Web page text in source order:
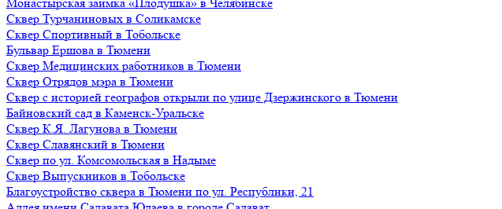
Сквер Турчаниновых в Соликамске
Сквер Спортивный в Тобольске
Бульвар Ершова в Тюмени
Сквер Медицинских работников в Тюмени
Сквер Отрядов мэра в Тюмени
Сквер с историей географов открыли по улице Дзержинского в Тюмени
Байновский сад в Каменск-Уральске
Сквер К.Я. Лагунова в Тюмени
Сквер Славянский в Тюмени
Сквер по ул. Комсомольская в Надыме
Сквер Выпускников в Тобольске
Благоустройство сквера в Тюмени по ул. Республики, 21